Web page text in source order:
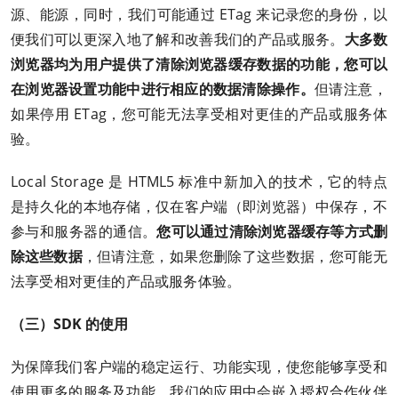
源、能源，同时，我们可能通过 ETag 来记录您的身份，以
便我们可以更深入地了解和改善我们的产品或服务。 大多数
浏览器均为用户提供了清除浏览器缓存数据的功能，您可以
在浏览器设置功能中进行相应的数据清除操作。 但请注意，
如果停用 ETag，您可能无法享受相对更佳的产品或服务体
验。
Local Storage 是 HTML5 标准中新加入的技术，它的特点
是持久化的本地存储，仅在客户端（即浏览器）中保存，不
参与和服务器的通信。您可以通过清除浏览器缓存等方式删
除这些数据，但请注意，如果您删除了这些数据，您可能无
法享受相对更佳的产品或服务体验。
（三）SDK 的使用
为保障我们客户端的稳定运行、功能实现，使您能够享受和